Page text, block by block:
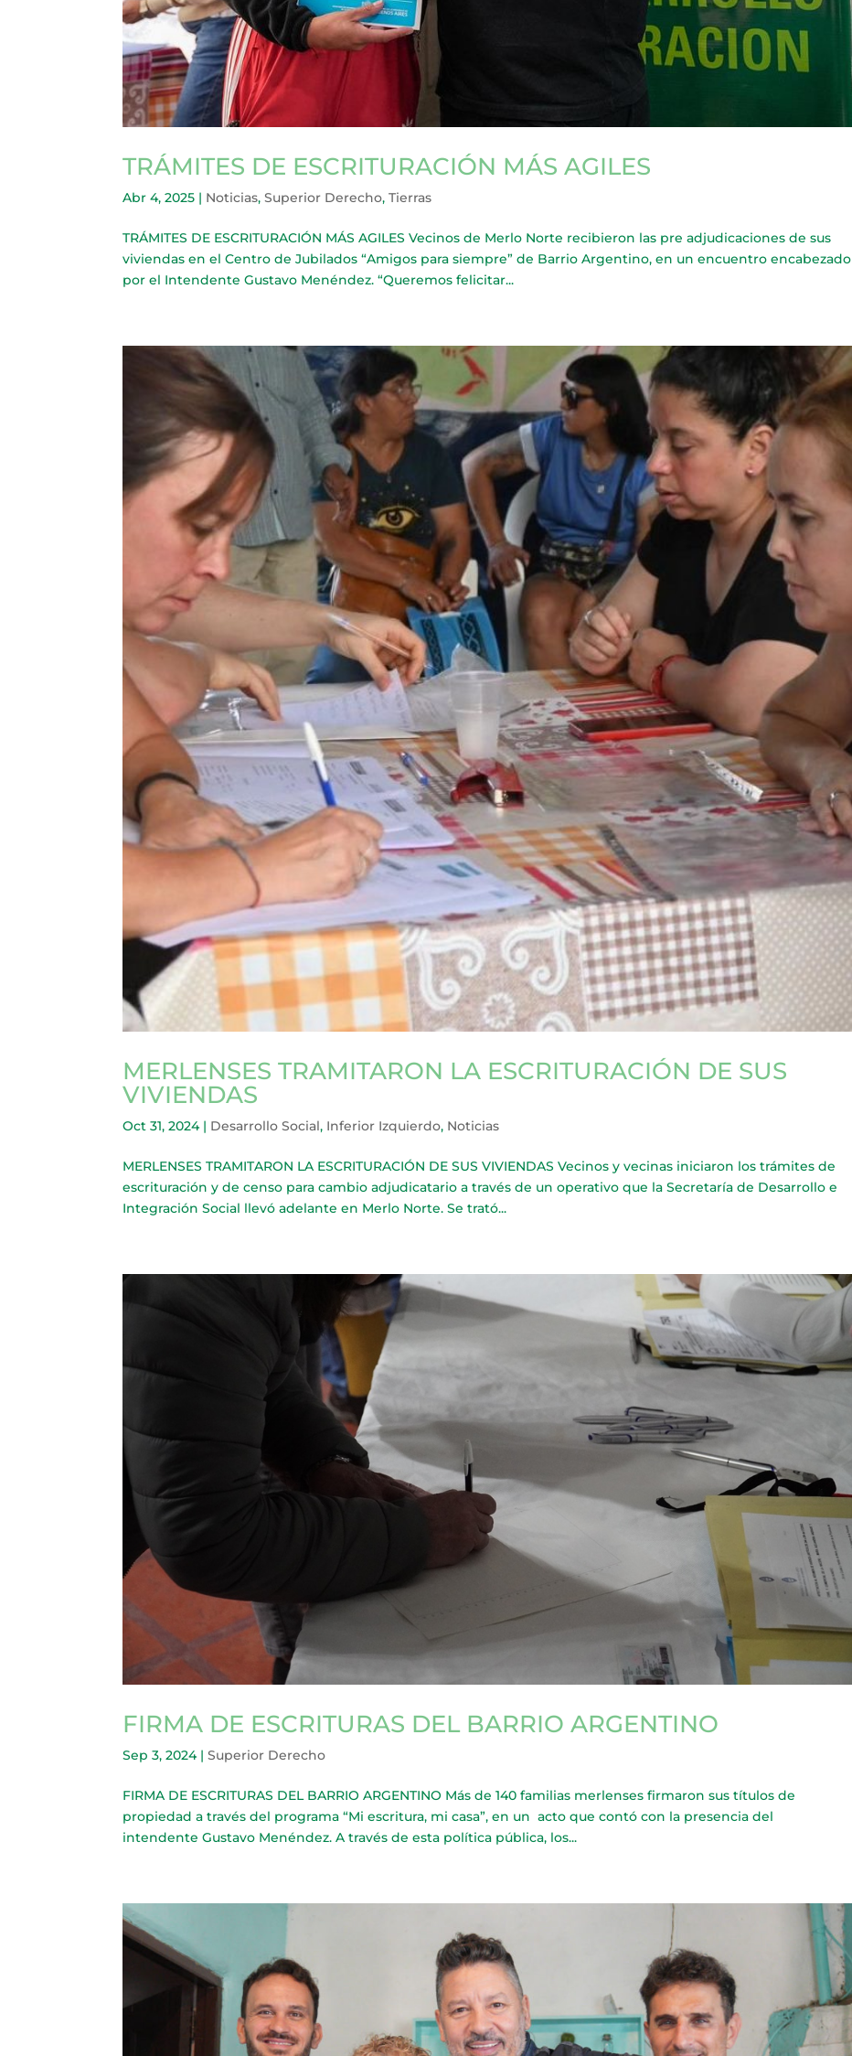
TRÁMITES DE ESCRITURACIÓN MÁS AGILES
Abr 4, 2025 | Noticias,Superior Derecho,Tierras
TRÁMITES DE ESCRITURACIÓN MÁS AGILES Vecinos de Merlo Norte recibieron las pre adjudicaciones de sus
viviendas en el Centro de Jubilados “Amigos para siempre” de Barrio Argentino, en un encuentro encabezado
por el Intendente Gustavo Menéndez. “Queremos felicitar...
MERLENSES TRAMITARON LA ESCRITURACIÓN DE SUS
VIVIENDAS
Oct 31, 2024| Desarrollo Social, Inferior Izquierdo, Noticias
MERLENSES TRAMITARON LA ESCRITURACIÓN DE SUS VIVIENDAS Vecinos y vecinas iniciaron los trámites de
escrituración y de censo para cambio adjudicatario a través de un operativo que la Secretaría de Desarrollo e
Integración Social llevó adelante en Merlo Norte. Se trató...
FIRMA DE ESCRITURAS DEL BARRIO ARGENTINO
Sep 3, 2024|Superior Derecho
FIRMA DE ESCRITURAS DEL BARRIO ARGENTINO Más de 140 familias merlenses firmaron sus títulos de
propiedad a través del programa “Mi escritura, mi casa”, en un acto que contó con la presencia del
intendente Gustavo Menéndez. A través de esta política pública, los...